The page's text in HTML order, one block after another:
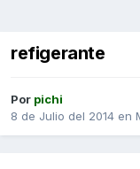
refigerante
Por pichi
8 de Julio del 2014 en